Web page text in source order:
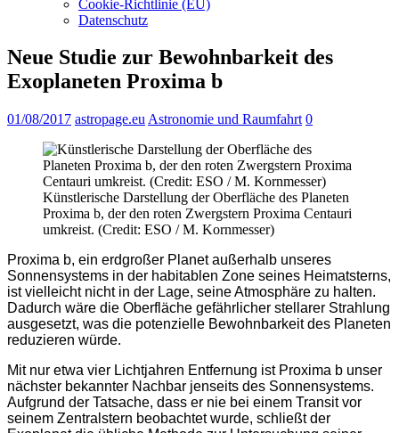
Cookie-Richtlinie (EU)
Datenschutz
Neue Studie zur Bewohnbarkeit des
Exoplaneten Proxima b
01/08/2017 astropage.eu Astronomie und Raumfahrt 0
Künstlerische Darstellung der Oberfläche des Planeten
Proxima b, der den roten Zwergstern Proxima Centauri
umkreist. (Credit: ESO / M. Kornmesser)
Proxima b, ein erdgroßer Planet außerhalb unseres
Sonnensystems in der habitablen Zone seines Heimatsterns,
ist vielleicht nicht in der Lage, seine Atmosphäre zu halten.
Dadurch wäre die Oberfläche gefährlicher stellarer Strahlung
ausgesetzt, was die potenzielle Bewohnbarkeit des Planeten
reduzieren würde.
Mit nur etwa vier Lichtjahren Entfernung ist Proxima b unser
nächster bekannter Nachbar jenseits des Sonnensystems.
Aufgrund der Tatsache, dass er nie bei einem Transit vor
seinem Zentralstern beobachtet wurde, schließt der